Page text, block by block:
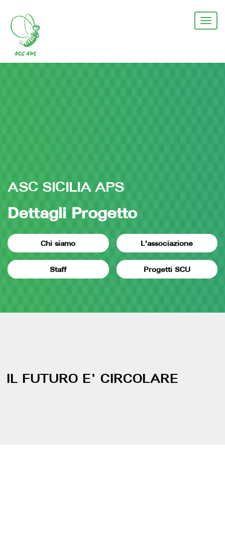
contenuto
principale
ASC SICILIA APS
Dettagli Progetto
Chi siamo L'associazione
Staff Progetti SCU
IL FUTURO E' CIRCOLARE